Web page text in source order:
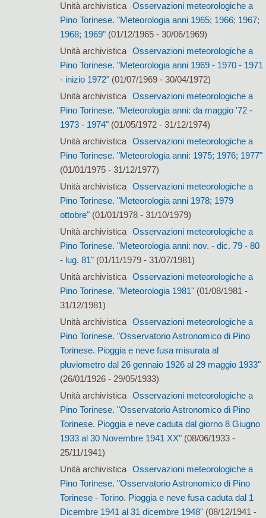
Unità archivistica Osservazioni meteorologiche a
Pino Torinese. "Meteorologia anni 1965; 1966; 1967;
1968; 1969"(01/12/1965 - 30/06/1969)
Unità archivistica Osservazioni meteorologiche a
Pino Torinese. "Meteorologia anni 1969 - 1970 - 1971
- inizio 1972"(01/07/1969 - 30/04/1972)
Unità archivistica Osservazioni meteorologiche a
Pino Torinese. "Meteorologia anni: da maggio '72 -
1973 - 1974"(01/05/1972 - 31/12/1974)
Unità archivistica Osservazioni meteorologiche a
Pino Torinese. "Meteorologia anni: 1975; 1976; 1977"
(01/01/1975 - 31/12/1977)
Unità archivistica Osservazioni meteorologiche a
Pino Torinese. "Meteorologia anni 1978; 1979
ottobre"(01/01/1978 - 31/10/1979)
Unità archivistica Osservazioni meteorologiche a
Pino Torinese. "Meteorologia anni: nov. - dic. 79 - 80
- lug. 81"(01/11/1979 - 31/07/1981)
Unità archivistica Osservazioni meteorologiche a
Pino Torinese. "Meteorologia 1981"(01/08/1981 -
31/12/1981)
Unità archivistica Osservazioni meteorologiche a
Pino Torinese. "Osservatorio Astronomico di Pino
Torinese. Pioggia e neve fusa misurata al
pluviometro dal 26 gennaio 1926 al 29 maggio 1933"
(26/01/1926 - 29/05/1933)
Unità archivistica Osservazioni meteorologiche a
Pino Torinese. "Osservatorio Astronomico di Pino
Torinese. Pioggia e neve caduta dal giorno 8 Giugno
1933 al 30 Novembre 1941 XX"(08/06/1933 -
25/11/1941)
Unità archivistica Osservazioni meteorologiche a
Pino Torinese. "Osservatorio Astronomico di Pino
Torinese - Torino. Pioggia e neve fusa caduta dal 1
Dicembre 1941 al 31 dicembre 1948"(08/12/1941 -